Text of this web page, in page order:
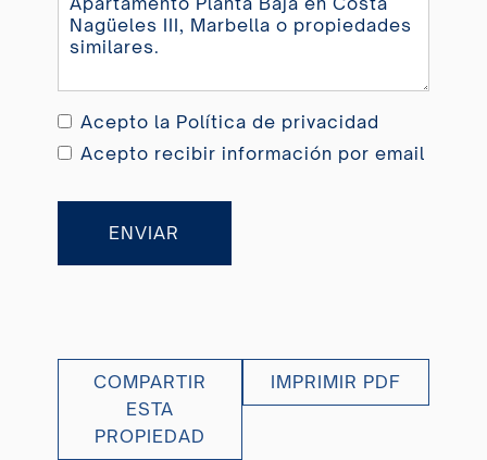
Acepto la Política de privacidad
Acepto recibir información por email
ENVIAR
COMPARTIR
ESTA
PROPIEDAD
IMPRIMIR PDF